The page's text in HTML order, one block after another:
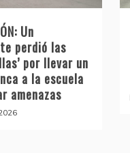
Un
perdió las
por llevar un
a la escuela
amenazas